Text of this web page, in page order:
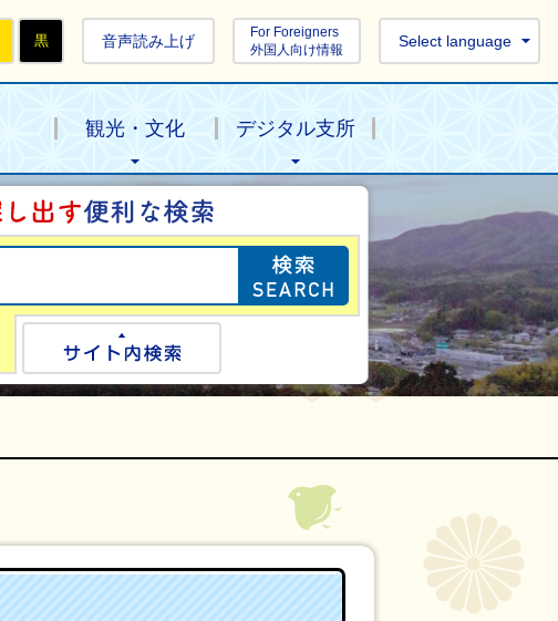
黒 音声読み上げ
For Foreigners
外国人向け情報
Select language
観光・文化 デジタル支所
目的の情報を探
Google検索